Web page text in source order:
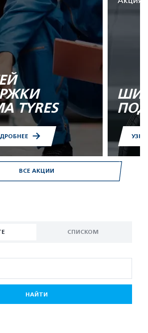
ВСЕ АКЦИИ
TYRES
СПИСКОМ
НАЙТИ